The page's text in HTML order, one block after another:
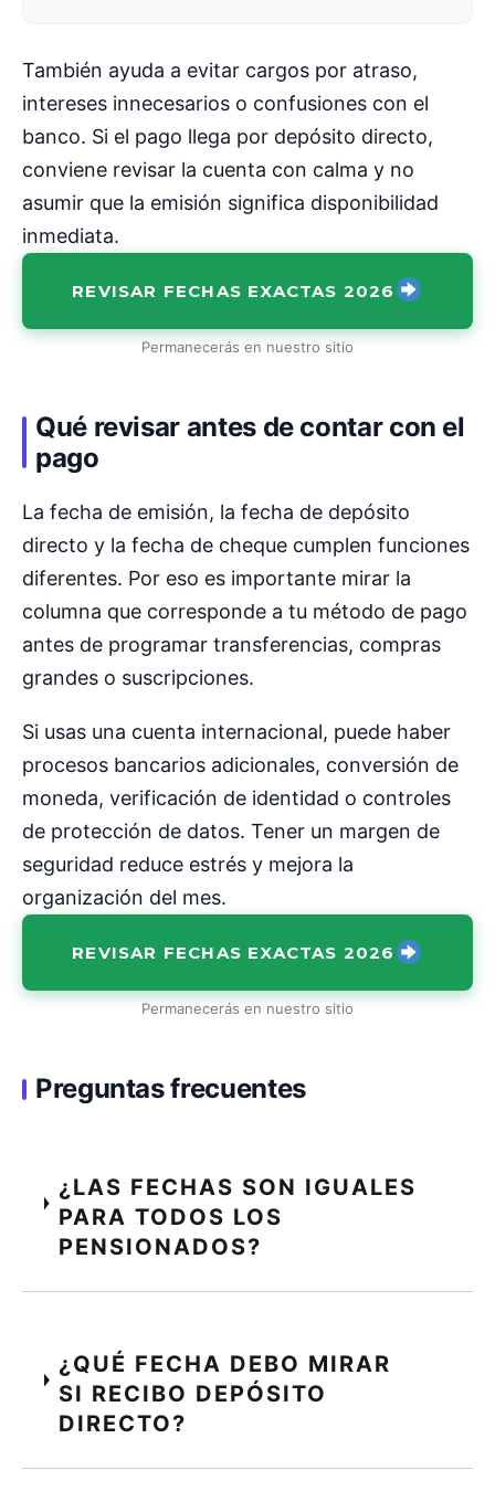
También ayuda a evitar cargos por atraso,
intereses innecesarios o confusiones con el
banco. Si el pago llega por depósito directo,
conviene revisar la cuenta con calma y no
asumir que la emisión significa disponibilidad
inmediata.
REVISAR FECHAS EXACTAS 2026
Permanecerás en nuestro sitio
Qué revisar antes de contar con el
pago
La fecha de emisión, la fecha de depósito
directo y la fecha de cheque cumplen funciones
diferentes. Por eso es importante mirar la
columna que corresponde a tu método de pago
antes de programar transferencias, compras
grandes o suscripciones.
Si usas una cuenta internacional, puede haber
procesos bancarios adicionales, conversión de
moneda, verificación de identidad o controles
de protección de datos. Tener un margen de
seguridad reduce estrés y mejora la
organización del mes.
REVISAR FECHAS EXACTAS 2026
Permanecerás en nuestro sitio
Preguntas frecuentes
¿LAS FECHAS SON IGUALES
PARA TODOS LOS
PENSIONADOS?
¿QUÉ FECHA DEBO MIRAR
SI RECIBO DEPÓSITO
DIRECTO?